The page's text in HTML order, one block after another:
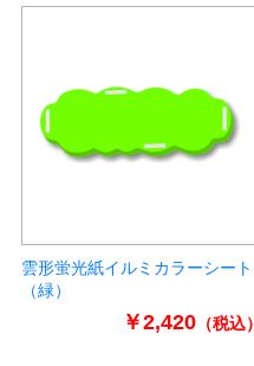
雲形蛍光紙イルミカラーシート
（緑）
￥2,420（税込）